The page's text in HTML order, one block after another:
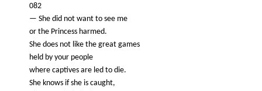
082
— She did not want to see me
or the Princess harmed.
She does not like the great games
held by your people
where captives are led to die.
She knows if she is caught,